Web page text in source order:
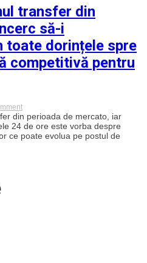
transfer din
să-i
toate dorințele spre
competitivă pentru
on
CFR
Cluj
face
primul
din perioada de mercato, iar
24 de ore este vorba despre
ce poate evolua pe postul de